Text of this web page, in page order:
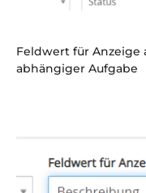
Feldwert für Anzeige
abhängiger Aufgabe